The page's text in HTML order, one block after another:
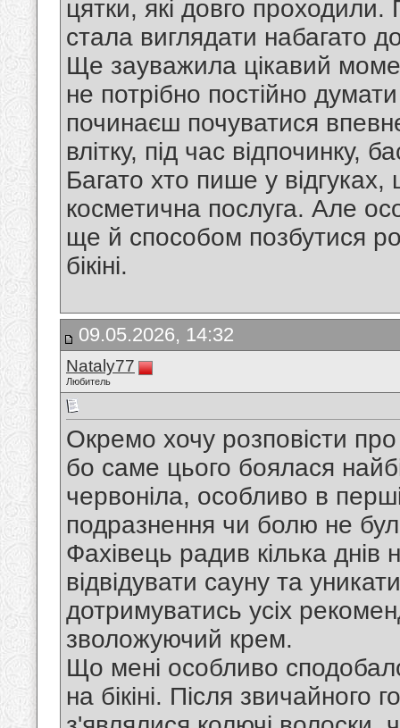
цятки, які довго проходили.
стала виглядати набагато
Ще зауважила цікавий
не потрібно постійно
починаєш почуватися
влітку, під час відпочинку,
Багато хто пише у
косметична послуга. Але
ще й способом позбутися
бікіні.
09.05.2026, 14:32
Nataly77
Любитель
Окремо хочу розповісти про
бо саме цього боялася
червоніла, особливо в
подразнення чи болю не
Фахівець радив кілька
відвідувати сауну та
дотримуватись усіх
зволожуючий крем.
Що мені особливо
на бікіні. Після звичайного